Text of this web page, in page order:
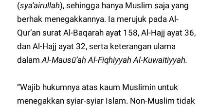
(sya’airullah), sehingga hanya Muslim saja yang
berhak menegakkannya. Ia merujuk pada Al-
Qur’an surat Al-Baqarah ayat 158, Al-Hajj ayat 36,
dan Al-Hajj ayat 32, serta keterangan ulama
dalamAl-Mausū’ah Al-Fiqhiyyah Al-Kuwaitiyyah.
“Wajib hukumnya atas kaum Muslimin untuk
menegakkan syiar-syiar Islam. Non-Muslim tidak